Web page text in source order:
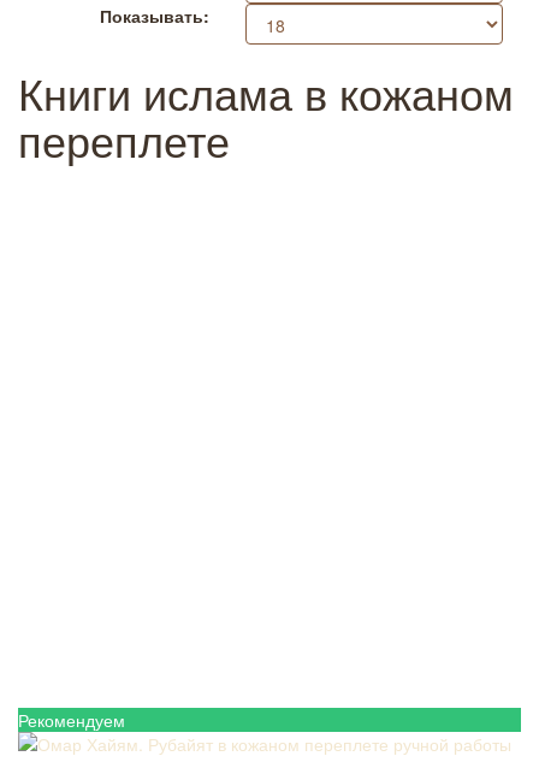
Показывать:
Книги ислама в кожаном
переплете
Рекомендуем